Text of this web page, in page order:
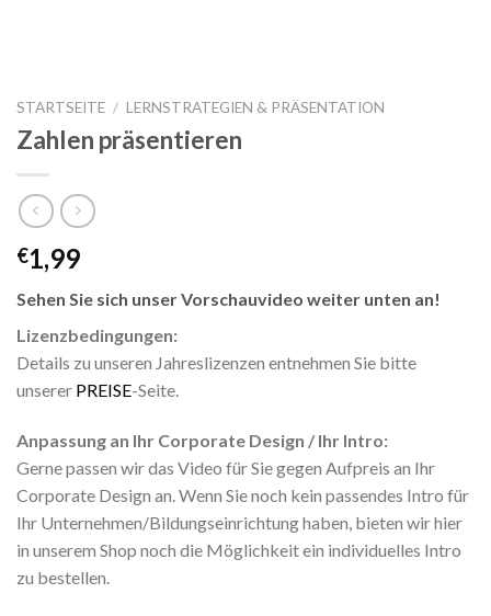
STARTSEITE / LERNSTRATEGIEN & PRÄSENTATION
Zahlen präsentieren
€1,99
Sehen Sie sich unser Vorschauvideo weiter unten an!
Lizenzbedingungen:
Details zu unseren Jahreslizenzen entnehmen Sie bitte
unserer PREISE-Seite.
Anpassung an Ihr Corporate Design / Ihr Intro:
Gerne passen wir das Video für Sie gegen Aufpreis an Ihr
Corporate Design an. Wenn Sie noch kein passendes Intro für
Ihr Unternehmen/Bildungseinrichtung haben, bieten wir hier
in unserem Shop noch die Möglichkeit ein individuelles Intro
zu bestellen.